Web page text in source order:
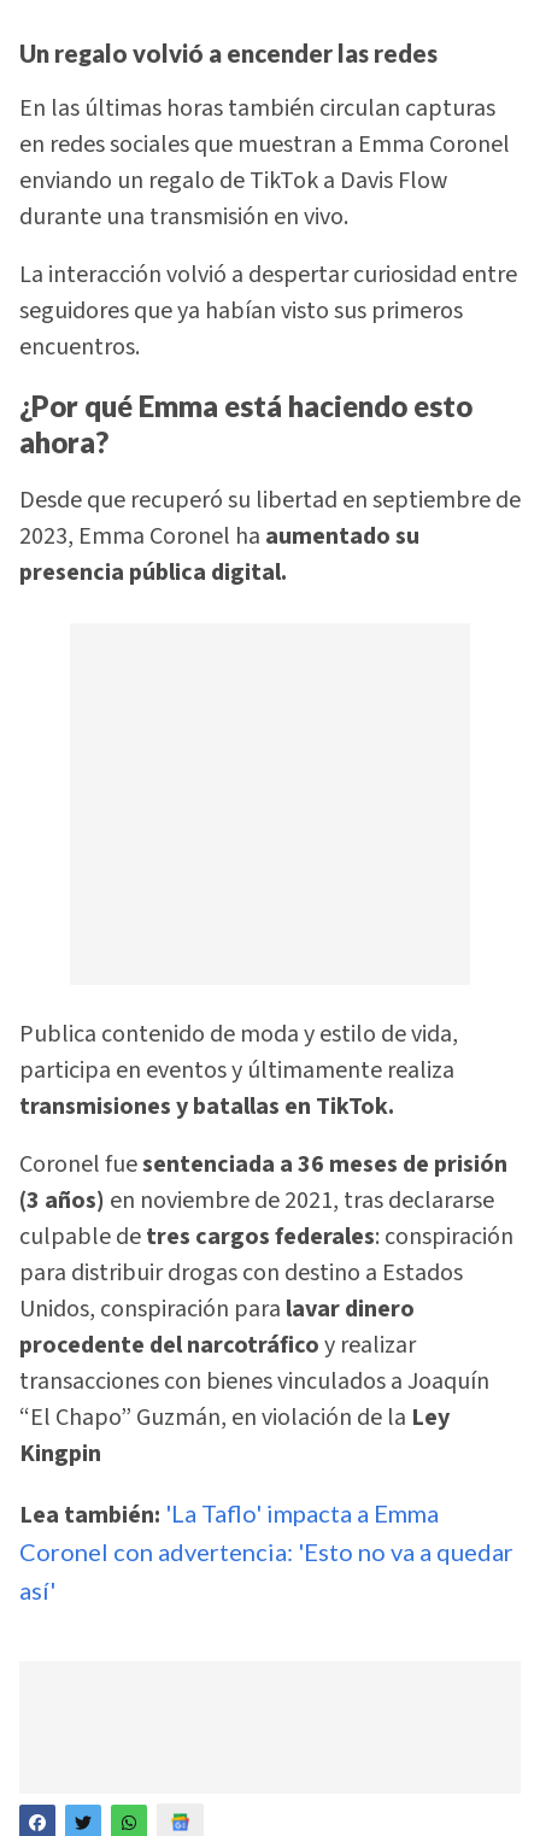
Un regalo volvió a encender las redes
En las últimas horas también circulan capturas
en redes sociales que muestran a Emma Coronel
enviando un regalo de TikTok a Davis Flow
durante una transmisión en vivo.
La interacción volvió a despertar curiosidad entre
seguidores que ya habían visto sus primeros
encuentros.
¿Por qué Emma está haciendo esto
ahora?
Desde que recuperó su libertad en septiembre de
2023, Emma Coronel ha aumentado su
presencia pública digital.
Publica contenido de moda y estilo de vida,
participa en eventos y últimamente realiza
transmisiones y batallas en TikTok.
Coronel fuesentenciada a 36 meses de prisión
(3 años) en noviembre de 2021, tras declararse
culpable detres cargos federales: conspiración
para distribuir drogas con destino a Estados
Unidos, conspiración para lavar dinero
procedente del narcotráficoy realizar
transacciones con bienes vinculados a Joaquín
“El Chapo” Guzmán, en violación de la Ley
Kingpin
Lea también: 'La Taflo' impacta a Emma
Coronel con advertencia: 'Esto no va a quedar
así'